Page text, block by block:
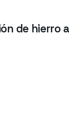
de hierro